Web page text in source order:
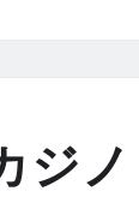
ジノ